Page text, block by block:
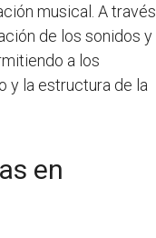
musical. A través
de los sonidos y
a los
y la estructura de la
en